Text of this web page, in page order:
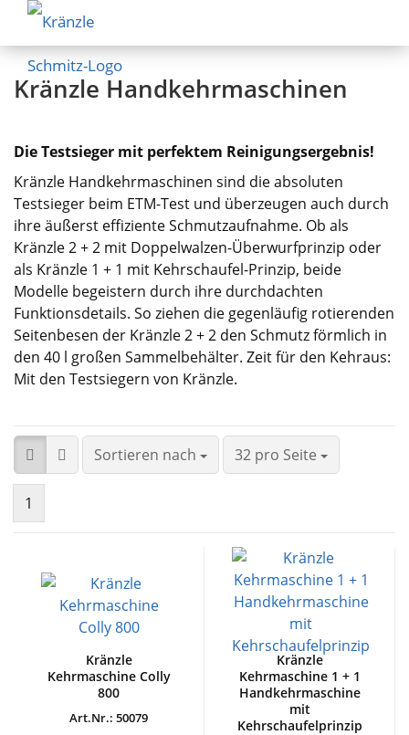
Kränzle Handkehrmaschinen
Die Testsieger mit perfektem Reinigungsergebnis!
Kränzle Handkehrmaschinen sind die absoluten
Testsieger beim ETM-Test und überzeugen auch durch
ihre äußerst effiziente Schmutzaufnahme. Ob als
Kränzle 2 + 2 mit Doppelwalzen-Überwurfprinzip oder
als Kränzle 1 + 1 mit Kehrschaufel-Prinzip, beide
Modelle begeistern durch ihre durchdachten
Funktionsdetails. So ziehen die gegenläufig rotierenden
Seitenbesen der Kränzle 2 + 2 den Schmutz förmlich in
den 40 l großen Sammelbehälter. Zeit für den Kehraus:
Mit den Testsiegern von Kränzle.
Sortieren nach 32 pro Seite
1
Kränzle
Kehrmaschine Colly
800
Art.Nr.: 50079
Kränzle
Kehrmaschine 1 + 1
Handkehrmaschine
mit
Kehrschaufelprinzip